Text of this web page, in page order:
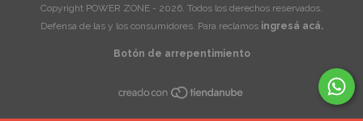
Copyright POWER ZONE - 2026. Todos los derechos reservados.
Defensa de las y los consumidores. Para reclamos ingresá acá.
Botón de arrepentimiento